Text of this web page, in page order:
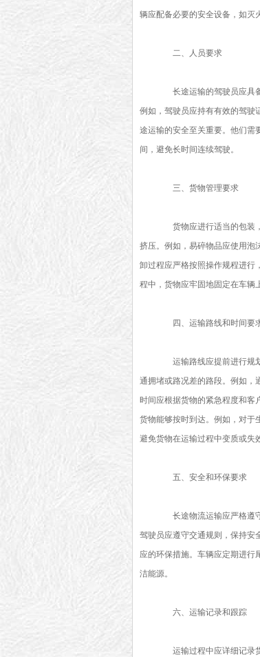
辆应配备必要的安全设备，如灭
二、人员要求
长途运输的驾驶员应具备
例如，驾驶员应持有有效的驾驶
途运输的安全至关重要。他们需
间，避免长时间连续驾驶。
三、货物管理要求
货物应进行适当的包装，
挤压。例如，易碎物品应使用泡
卸过程应严格按照操作规程进行
程中，货物应牢固地固定在车辆
四、运输路线和时间要
运输路线应提前进行规划
通拥堵或路况差的路段。例如，
时间应根据货物的紧急程度和客
货物能够按时到达。例如，对于
避免货物在运输过程中变质或失
五、安全和环保要求
长途物流运输应严格遵守
驾驶员应遵守交通规则，保持安
应的环保措施。车辆应定期进行
洁能源。
六、运输记录和跟踪
运输过程中应详细记录货